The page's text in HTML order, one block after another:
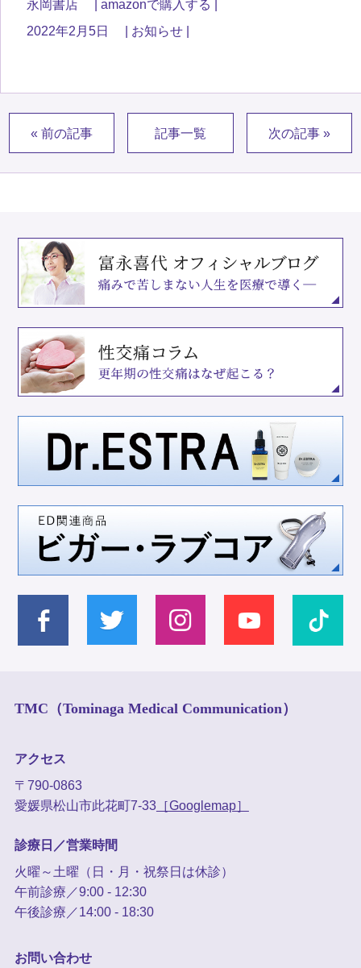
永岡書店
amazonで購入する
2022年2月5日
お知らせ
« 前の記事 記事一覧 次の記事 »
TMC（Tominaga Medical Communication）
アクセス
〒790-0863
愛媛県松山市此花町7-33［Googlemap］
診療日／営業時間
火曜～土曜（日・月・祝祭日は休診）
午前診療／9:00 - 12:30
午後診療／14:00 - 18:30
お問い合わせ